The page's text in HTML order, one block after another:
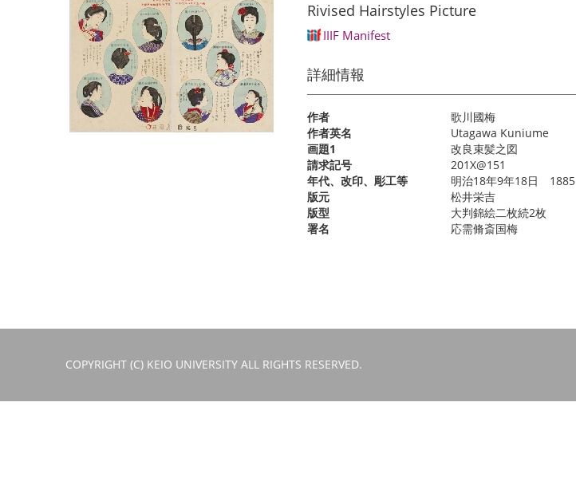
Rivised Hairstyles Picture
IIIF Manifest
詳細情報
作者
歌川國梅
作者英名
Utagawa Kuniume
画題1
改良束髪之図
請求記号
201X@151
年代、改印、彫工等
明治18年9年18日 1885
版元
松井栄吉
版型
大判錦絵二枚続2枚
署名
応需脩斎国梅
COPYRIGHT (C) KEIO UNIVERSITY ALL RIGHTS RESERVED.